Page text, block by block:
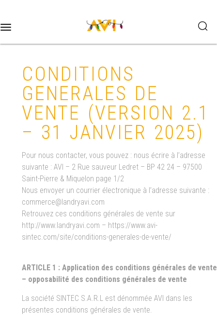
Toggle
CONDITIONS
GENERALES DE
VENTE (VERSION 2.1
– 31 JANVIER 2025)
Pour nous contacter, vous pouvez : nous écrire à l’adresse
suivante : AVI – 2 Rue sauveur Ledret – BP 42 24 – 97500
Saint-Pierre & Miquelon page 1/2
Nous envoyer un courrier électronique à l’adresse suivante :
commerce@landryavi.com
Retrouvez ces conditions générales de vente sur
http://www.landryavi.com – https://www.avi-
sintec.com/site/conditions-generales-de-vente/
ARTICLE 1 : Application des conditions générales de vente
– opposabilité des conditions générales de vente
La société SINTEC S.A.R.L est dénommée AVI dans les
présentes conditions générales de vente.